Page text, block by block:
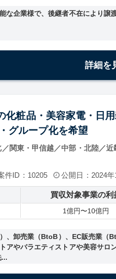
な企業様で、後継者不在により
詳細を
化粧品・美容家電・日
グループ化を希望
関東・甲信越／中部・北陸／近
件ID：10205
公開日：2024年
買収対象事業の利
1億円〜10億円
、卸売業（BtoB）、EC販売業
アやバラエティストアや美容サ